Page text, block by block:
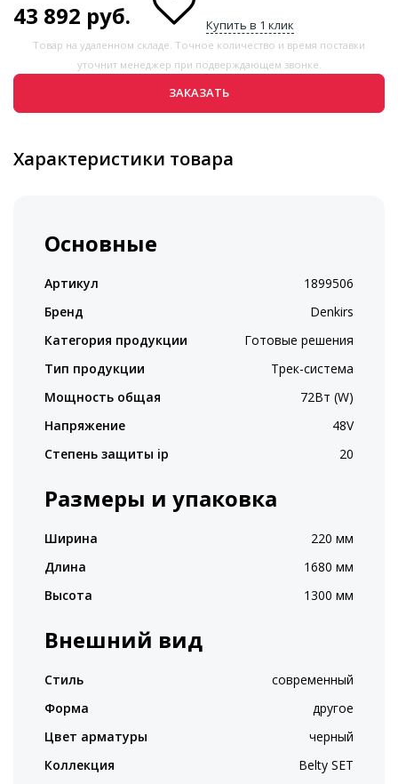
43 892 руб. Купить в 1 клик
Товар на удаленном складе. Точное количество и время поставки
уточнит менеджер при подверждающем звонке.
ЗАКАЗАТЬ
Характеристики товара
Основные
Артикул
1899506
Бренд
Denkirs
Категория продукции
Готовые решения
Тип продукции
Трек-система
Мощность общая
72Вт (W)
Напряжение
48V
Степень защиты ip
20
Размеры и упаковка
Ширина
220 мм
Длина
1680 мм
Высота
1300 мм
Внешний вид
Стиль
современный
Форма
другое
Цвет арматуры
черный
Коллекция
Belty SET